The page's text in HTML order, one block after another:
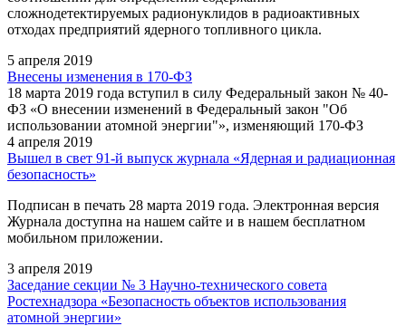
сложнодетектируемых радионуклидов в радиоактивных
отходах предприятий ядерного топливного цикла.
5 апреля 2019
Внесены изменения в 170-ФЗ
18 марта 2019 года вступил в силу Федеральный закон № 40-
ФЗ «О внесении изменений в Федеральный закон "Об
использовании атомной энергии"», изменяющий 170-ФЗ
4 апреля 2019
Вышел в свет 91-й выпуск журнала «Ядерная и радиационная
безопасность»
Подписан в печать 28 марта 2019 года. Электронная версия
Журнала доступна на нашем сайте и в нашем бесплатном
мобильном приложении.
3 апреля 2019
Заседание секции № 3 Научно-технического совета
Ростехнадзора «Безопасность объектов использования
атомной энергии»